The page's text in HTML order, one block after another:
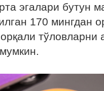
эгалари бутун
170 мингдан
тўловларни